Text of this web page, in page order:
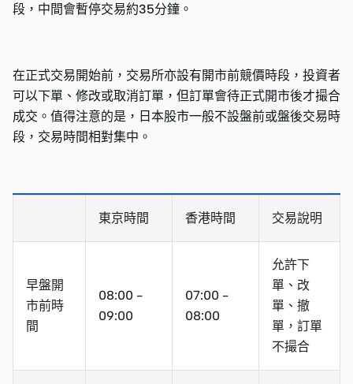
段，中間會暫停交易約35分鐘。
在正式交易開始前，交易所亦設有開市前競價時段，投資者
可以下單、修改或取消訂單，但訂單會待正式開市後才撮合
成交。值得注意的是，日本股市一般不設盤前或盤後交易時
段，交易時間相對集中。
東京時間 香港時間 交易說明
早盤開
市前時
間
08:00 -
09:00
07:00 -
08:00
允許下
單、改
單、撤
單，訂單
不撮合